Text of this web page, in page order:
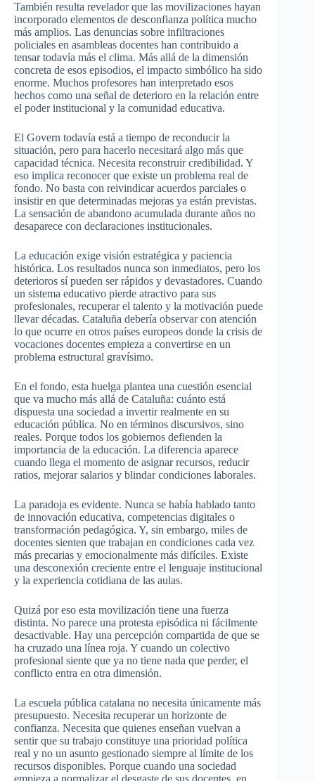
También resulta revelador que las movilizaciones hayan
incorporado elementos de desconfianza política mucho
más amplios. Las denuncias sobre infiltraciones
policiales en asambleas docentes han contribuido a
tensar todavía más el clima. Más allá de la dimensión
concreta de esos episodios, el impacto simbólico ha sido
enorme. Muchos profesores han interpretado esos
hechos como una señal de deterioro en la relación entre
el poder institucional y la comunidad educativa.
El Govern todavía está a tiempo de reconducir la
situación, pero para hacerlo necesitará algo más que
capacidad técnica. Necesita reconstruir credibilidad. Y
eso implica reconocer que existe un problema real de
fondo. No basta con reivindicar acuerdos parciales o
insistir en que determinadas mejoras ya están previstas.
La sensación de abandono acumulada durante años no
desaparece con declaraciones institucionales.
La educación exige visión estratégica y paciencia
histórica. Los resultados nunca son inmediatos, pero los
deterioros sí pueden ser rápidos y devastadores. Cuando
un sistema educativo pierde atractivo para sus
profesionales, recuperar el talento y la motivación puede
llevar décadas. Cataluña debería observar con atención
lo que ocurre en otros países europeos donde la crisis de
vocaciones docentes empieza a convertirse en un
problema estructural gravísimo.
En el fondo, esta huelga plantea una cuestión esencial
que va mucho más allá de Cataluña: cuánto está
dispuesta una sociedad a invertir realmente en su
educación pública. No en términos discursivos, sino
reales. Porque todos los gobiernos defienden la
importancia de la educación. La diferencia aparece
cuando llega el momento de asignar recursos, reducir
ratios, mejorar salarios y blindar condiciones laborales.
La paradoja es evidente. Nunca se había hablado tanto
de innovación educativa, competencias digitales o
transformación pedagógica. Y, sin embargo, miles de
docentes sienten que trabajan en condiciones cada vez
más precarias y emocionalmente más difíciles. Existe
una desconexión creciente entre el lenguaje institucional
y la experiencia cotidiana de las aulas.
Quizá por eso esta movilización tiene una fuerza
distinta. No parece una protesta episódica ni fácilmente
desactivable. Hay una percepción compartida de que se
ha cruzado una línea roja. Y cuando un colectivo
profesional siente que ya no tiene nada que perder, el
conflicto entra en otra dimensión.
La escuela pública catalana no necesita únicamente más
presupuesto. Necesita recuperar un horizonte de
confianza. Necesita que quienes enseñan vuelvan a
sentir que su trabajo constituye una prioridad política
real y no un asunto gestionado siempre al límite de los
recursos disponibles. Porque cuando una sociedad